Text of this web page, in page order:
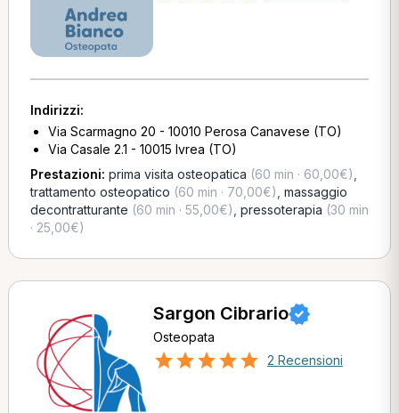
Indirizzi:
Via Scarmagno 20 - 10010 Perosa Canavese (TO)
Via Casale 2.1 - 10015 Ivrea (TO)
Prestazioni: prima visita osteopatica (60 min · 60,00€)
trattamento osteopatico (60 min · 70,00€) massaggio
decontratturante (60 min · 55,00€) pressoterapia (30 min
· 25,00€)
Sargon Cibrario
Osteopata
2 Recensioni